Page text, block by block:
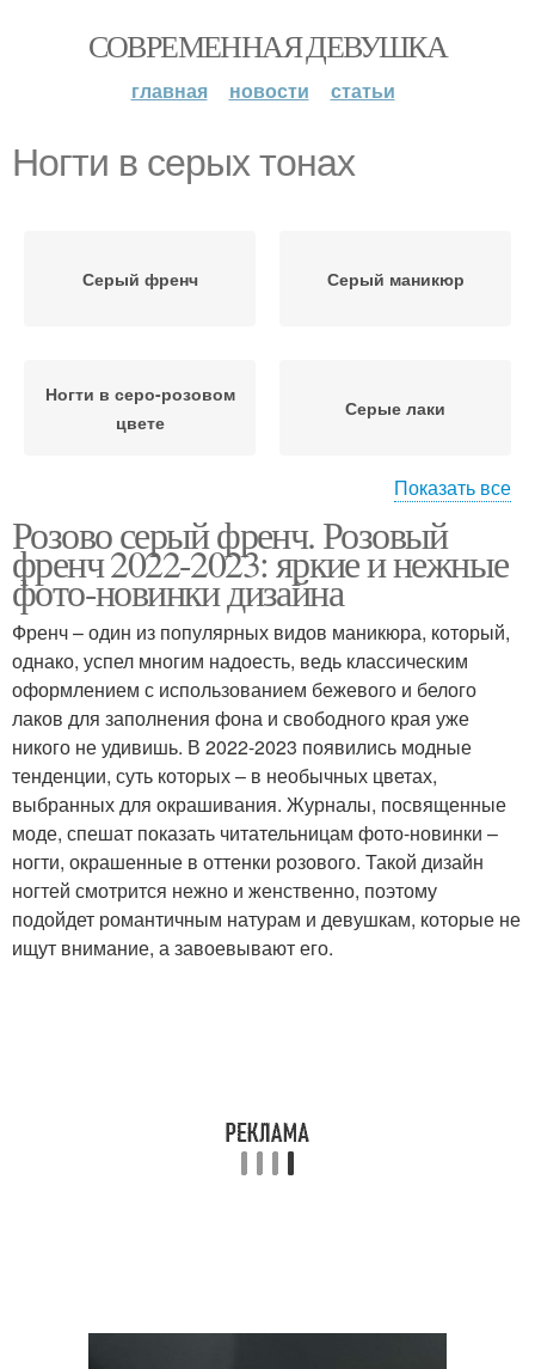
СОВРЕМЕННАЯ ДЕВУШКА
главная новости статьи
Ногти в серых тонах
Серый френч Серый маникюр
Ногти в серо-розовом
цвете
Серые лаки
Декор в серо-розовых
ногтях
Маникюр на короткие
ногти
Маникюр в серо-
розовых тонах
Тона на длинные ногти
Показать все
Розово серый френч. Розовый
френч 2022-2023: яркие и нежные
фото-новинки дизайна
Френч – один из популярных видов маникюра, который,
однако, успел многим надоесть, ведь классическим
оформлением с использованием бежевого и белого
лаков для заполнения фона и свободного края уже
никого не удивишь. В 2022-2023 появились модные
тенденции, суть которых – в необычных цветах,
выбранных для окрашивания. Журналы, посвященные
моде, спешат показать читательницам фото-новинки –
ногти, окрашенные в оттенки розового. Такой дизайн
ногтей смотрится нежно и женственно, поэтому
подойдет романтичным натурам и девушкам, которые не
ищут внимание, а завоевывают его.